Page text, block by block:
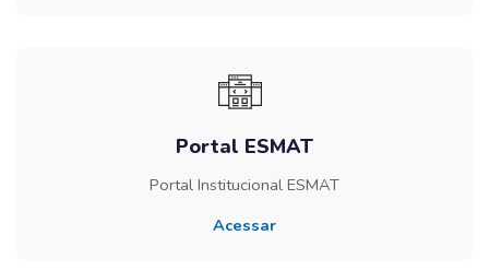
Portal ESMAT
Portal Institucional ESMAT
Acessar